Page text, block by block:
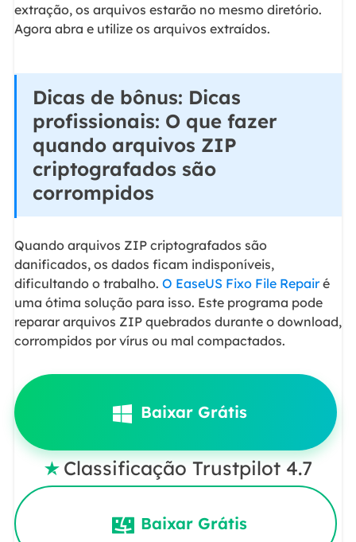
extração, os arquivos estarão no mesmo diretório.
Agora abra e utilize os arquivos extraídos.
Dicas de bônus: Dicas
profissionais: O que fazer
quando arquivos ZIP
criptografados são
corrompidos
Quando arquivos ZIP criptografados são
danificados, os dados ficam indisponíveis,
dificultando o trabalho. O EaseUS Fixo File Repairé
uma ótima solução para isso. Este programa pode
reparar arquivos ZIP quebrados durante o download,
corrompidos por vírus ou mal compactados.
Baixar Grátis
 Classificação Trustpilot 4.7
Baixar Grátis